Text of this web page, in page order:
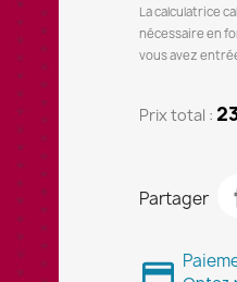
La calculatrice
nécessaire en
vous avez
Prix ​​total :
Partager